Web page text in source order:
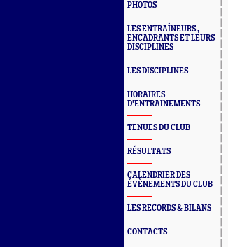
PHOTOS
LES ENTRAÎNEURS ,
ENCADRANTS ET LEURS
DISCIPLINES
LES DISCIPLINES
HORAIRES
D'ENTRAINEMENTS
TENUES DU CLUB
RÉSULTATS
CALENDRIER DES
ÉVÈNEMENTS DU CLUB
LES RECORDS & BILANS
CONTACTS